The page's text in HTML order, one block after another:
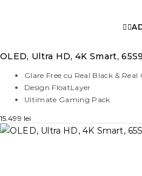
OLED, Ultra HD, 4K Smart,
Glare Free cu Real Black & Real
Design FloatLayer
Ultimate Gaming Pack
15.499 lei